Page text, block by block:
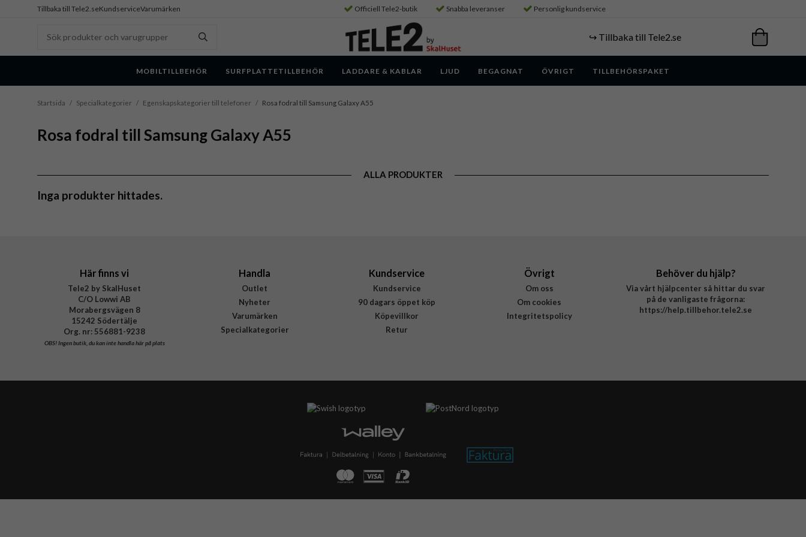
Tillbaka till Tele2.seKundserviceVarumärken Officiell Tele2-butik Snabba leveranser Personlig kundservice
↪️ Tillbaka till Tele2.se
MOBILTILLBEHÖR SURFPLATTETILLBEHÖR LADDARE & KABLAR LJUD BEGAGNAT ÖVRIGT TILLBEHÖRSPAKET
Startsida / Specialkategorier / Egenskapskategorier till telefoner / Rosa fodral till Samsung Galaxy A55
Rosa fodral till Samsung Galaxy A55
ALLA PRODUKTER
Inga produkter hittades.
Här finns vi
Tele2 by SkalHuset
C/O Lowwi AB
Morabergsvägen 8
15242 Södertälje
Org. nr: 556881-9238
OBS!Ingen butik, du kan inte handla här på plats
Handla
Outlet
Nyheter
Varumärken
Specialkategorier
Kundservice
Kundservice
90 dagars öppet köp
Köpevillkor
Retur
Övrigt
Om oss
Om cookies
Integritetspolicy
Behöver du hjälp?
Via vårt hjälpcenter så hittar du svar
på de vanligaste frågorna:
https://help.tillbehor.tele2.se